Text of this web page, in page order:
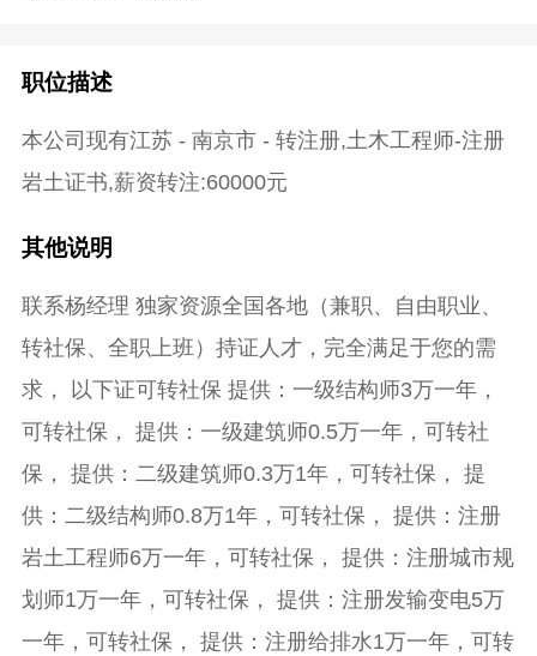
职位描述
本公司现有江苏 - 南京市 - 转注册,土木工程师-注册
岩土证书,薪资转注:60000元
其他说明
联系杨经理 独家资源全国各地（兼职、自由职业、
转社保、全职上班）持证人才，完全满足于您的需
求， 以下证可转社保 提供：一级结构师3万一年，
可转社保， 提供：一级建筑师0.5万一年，可转社
保， 提供：二级建筑师0.3万1年，可转社保， 提
供：二级结构师0.8万1年，可转社保， 提供：注册
岩土工程师6万一年，可转社保， 提供：注册城市规
划师1万一年，可转社保， 提供：注册发输变电5万
一年，可转社保， 提供：注册给排水1万一年，可转